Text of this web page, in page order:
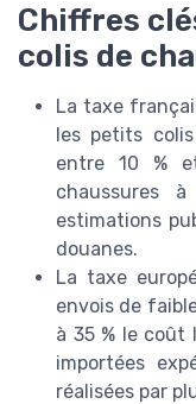
Chiffres
colis de
La taxe
les petits
entre 10 %
chaussures
estimations
douanes.
La taxe
envois de
à 35 % le coût
importées
réalisées par